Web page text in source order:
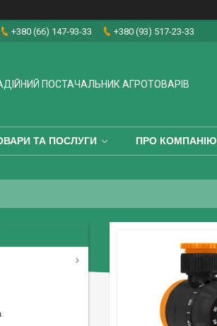
+380 (66) 147-93-33 +380 (93) 517-23-33
ПОСТАЧАЛЬНИК АГРОТОВАРІВ
ТА ПОСЛУГИ ПРО КОМПАНІЮ